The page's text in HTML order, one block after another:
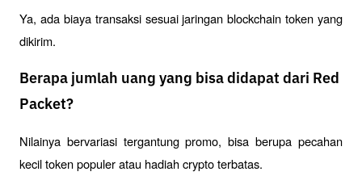
Ya, ada biaya transaksi sesuai jaringan blockchain token yang
dikirim.
Berapa jumlah uang yang bisa didapat dari Red
Packet?
Nilainya bervariasi tergantung promo, bisa berupa pecahan
kecil token populer atau hadiah crypto terbatas.